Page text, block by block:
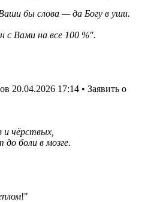
бы слова — да Богу в уши.
с Вами на все 100 %".
17:14 • Заявить о
и чёрствых,
боли в мозге.
!"